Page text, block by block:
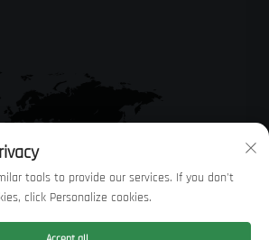
tools to provide our services. If you don't
click Personalize cookies.